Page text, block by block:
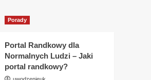
Portal Randkowy dla
Jaki portal randkowy?
Porady
Apaszki jedwabne
Porady
Portal Randkowy dla
Normalnych Ludzi – Jaki
portal randkowy?